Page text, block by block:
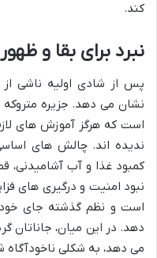
کند.
نبرد برای بقا و
پس از شادی اولیه ناشی از
نشان می دهد. جزیره متروکه
است که هرگز آموزش های
ندیده اند. چالش های
کمبود غذا و آب آشامیدنی،
نبود امنیت و درگیری های
است و نظم گذشته جای
دهد. در این میان، جاناتان
می دهد، به شکلی